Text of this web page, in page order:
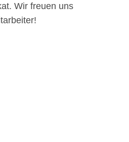
Wir freuen uns